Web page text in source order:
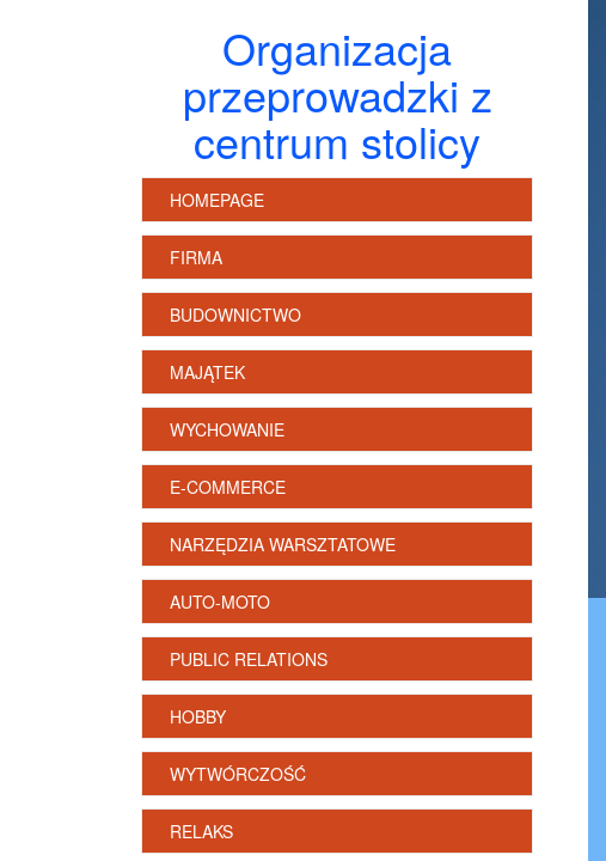
Organizacja
przeprowadzki z
centrum stolicy
HOMEPAGE
FIRMA
BUDOWNICTWO
MAJĄTEK
WYCHOWANIE
E-COMMERCE
NARZĘDZIA WARSZTATOWE
AUTO-MOTO
PUBLIC RELATIONS
HOBBY
WYTWÓRCZOŚĆ
RELAKS